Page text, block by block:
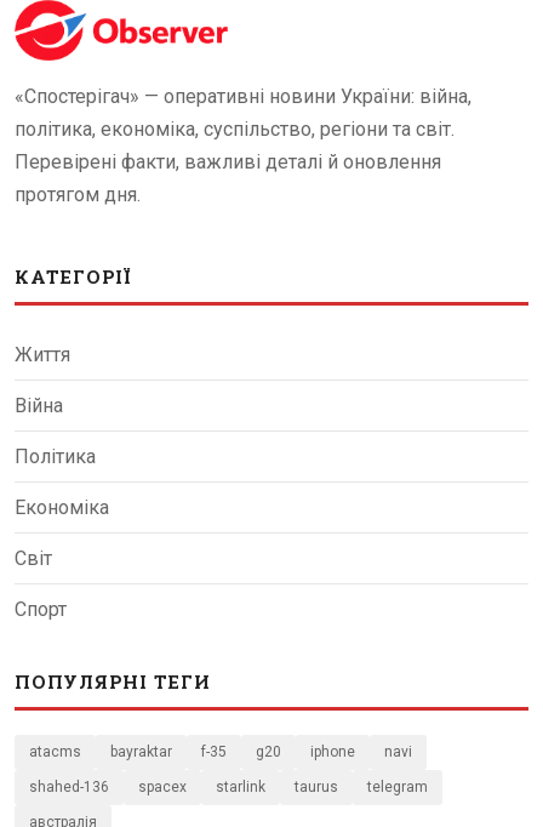
«Спостерігач» — оперативні новини України: війна,
політика, економіка, суспільство, регіони та світ.
Перевірені факти, важливі деталі й оновлення
протягом дня.
КАТЕГОРІЇ
Життя
Війна
Політика
Економіка
Світ
Спорт
ПОПУЛЯРНІ ТЕГИ
atacms bayraktar f-35 g20 iphone navi
shahed-136 spacex starlink taurus telegram
австралія